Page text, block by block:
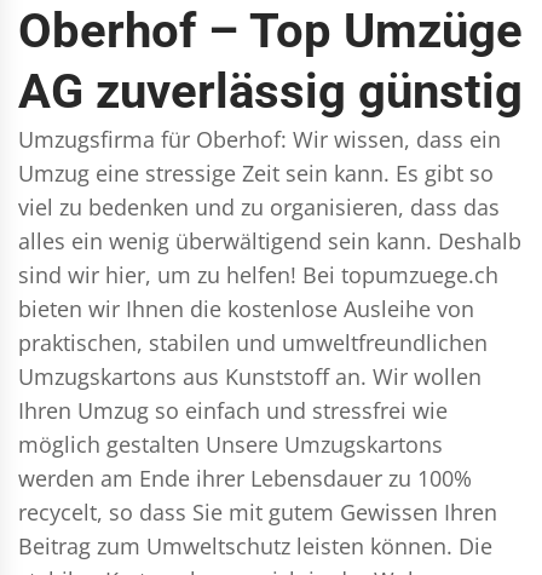
Oberhof – Top Umzüge
AG zuverlässig günstig
Umzugsfirma für Oberhof: Wir wissen, dass ein
Umzug eine stressige Zeit sein kann. Es gibt so
viel zu bedenken und zu organisieren, dass das
alles ein wenig überwältigend sein kann. Deshalb
sind wir hier, um zu helfen! Bei topumzuege.ch
bieten wir Ihnen die kostenlose Ausleihe von
praktischen, stabilen und umweltfreundlichen
Umzugskartons aus Kunststoff an. Wir wollen
Ihren Umzug so einfach und stressfrei wie
möglich gestalten Unsere Umzugskartons
werden am Ende ihrer Lebensdauer zu 100%
recycelt, so dass Sie mit gutem Gewissen Ihren
Beitrag zum Umweltschutz leisten können. Die